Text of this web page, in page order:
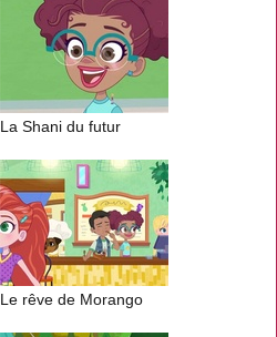
La Shani du futur
Le rêve de Morango